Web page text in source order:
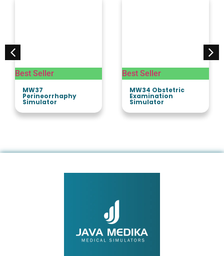
Best Seller
MW37
Perineorrhaphy
Simulator
Best Seller
MW34 Obstetric
Examination
Simulator